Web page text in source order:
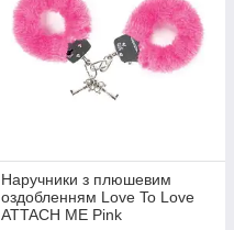
Наручники з плюшевим
оздобленням Love To Love
ATTACH ME Pink